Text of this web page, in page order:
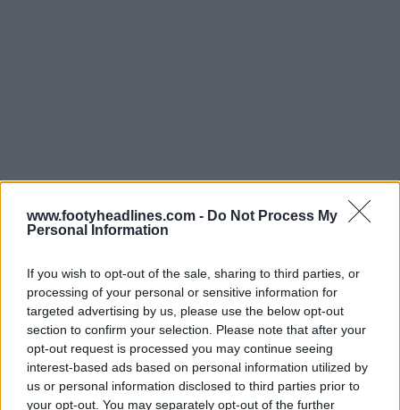
www.footyheadlines.com - Do Not Process My
Personal Information
If you wish to opt-out of the sale, sharing to third parties, or
processing of your personal or sensitive information for
targeted advertising by us, please use the below opt-out
section to confirm your selection. Please note that after your
opt-out request is processed you may continue seeing
interest-based ads based on personal information utilized by
us or personal information disclosed to third parties prior to
your opt-out. You may separately opt-out of the further